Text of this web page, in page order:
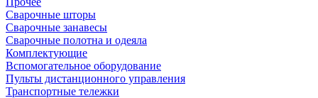
Сварочные шторы
Сварочные занавесы
Сварочные полотна и одеяла
Комплектующие
Вспомогательное оборудование
Пульты дистанционного управления
Транспортные тележки